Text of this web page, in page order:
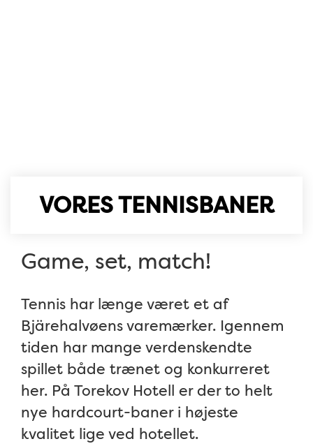
VORES TENNISBANER
Game, set, match!
Tennis har længe været et af
Bjärehalvøens varemærker. Igennem
tiden har mange verdenskendte
spillet både trænet og konkurreret
her. På Torekov Hotell er der to helt
nye hardcourt-baner i højeste
kvalitet lige ved hotellet.